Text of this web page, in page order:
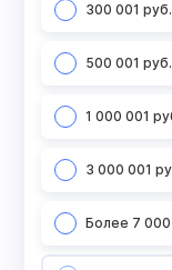
300 001
500 001
1 000 001
3 000 001
Более 7 000